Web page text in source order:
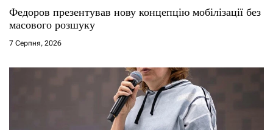
Федоров презентував нову концепцію мобілізації без
масового розшуку
7 Серпня, 2026